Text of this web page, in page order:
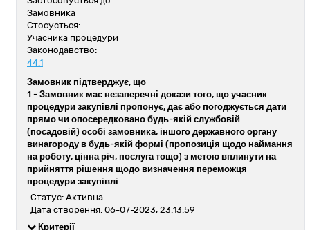
Замовника
Стосується:
Учасника процедури
Законодавство:
44.1
Замовник підтверджує, що
1 - Замовник має незаперечні докази того, що учасник
процедури закупівлі пропонує, дає або погоджується дати
прямо чи опосередковано будь-якій службовій
(посадовій) особі замовника, іншого державного органу
винагороду в будь-якій формі (пропозиція щодо наймання
на роботу, цінна річ, послуга тощо) з метою вплинути на
прийняття рішення щодо визначення переможця
процедури закупівлі
Статус: Активна
Дата створення: 06-07-2023, 23:13:59
Критерії